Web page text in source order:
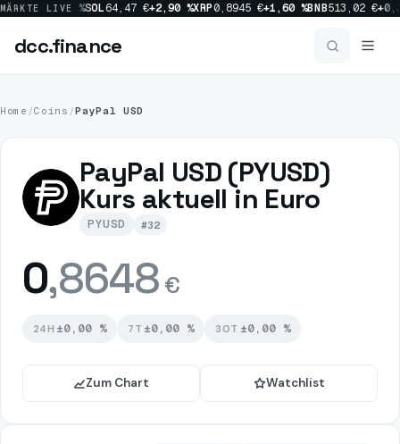
MÄRKTE LIVE
€+1,10 %SOL64,47 €+2,90 %XRP0,8945 €+1,60 %BNB513,02 €
dcc.finance
Home /Coins /PayPal USD
PayPal USD (PYUSD)
Kurs aktuell in Euro
PYUSD #32
0,8648 €
24H ±0,00 % 7T ±0,00 % 30T ±0,00 %
Zum Chart Watchlist
dcc.finance
News
Prognosen